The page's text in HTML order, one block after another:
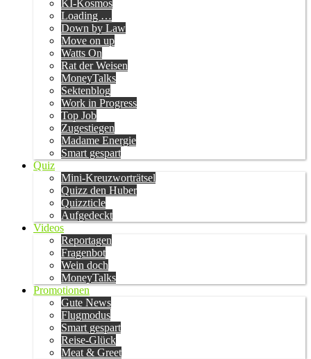
KI-Kosmos
Loading …
Down by Law
Move on up
Watts On
Rat der Weisen
MoneyTalks
Sektenblog
Work in Progress
Top Job
Zugestiegen
Madame Energie
Smart gespart
Quiz
Mini-Kreuzworträtsel
Quizz den Huber
Quizzticle
Aufgedeckt
Videos
Reportagen
Fragenbot
Wein doch
MoneyTalks
Promotionen
Gute News
Flugmodus
Smart gespart
Reise-Glück
Meat & Greet